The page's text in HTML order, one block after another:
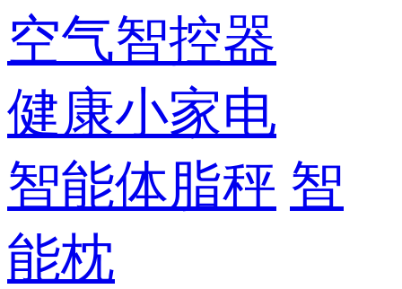
空气智控器
健康小家电
智能体脂秤 智
能枕